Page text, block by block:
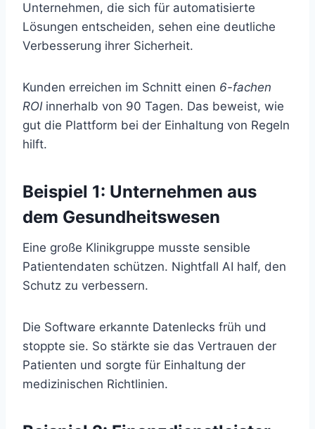
Unternehmen, die sich für automatisierte
Lösungen entscheiden, sehen eine deutliche
Verbesserung ihrer Sicherheit.
Kunden erreichen im Schnitt einen 6-fachen
ROIinnerhalb von 90 Tagen. Das beweist, wie
gut die Plattform bei der Einhaltung von Regeln
hilft.
Beispiel 1: Unternehmen aus
dem Gesundheitswesen
Eine große Klinikgruppe musste sensible
Patientendaten schützen. Nightfall AI half, den
Schutz zu verbessern.
Die Software erkannte Datenlecks früh und
stoppte sie. So stärkte sie das Vertrauen der
Patienten und sorgte für Einhaltung der
medizinischen Richtlinien.